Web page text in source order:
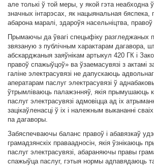
але толькі ў той меры, у якой гэта неабходна
значных інтарэсах, як нацыянальная бяспека,
абарона маралі, здароўя насельніцтва,
Прымаючы да ўвагі спецыфіку разгледжаных
звязаную з публічным характарам дагавора,
абскарджаныя заяўнікам артыкул 420 ГК і
правоў спажыўцоў» ва ўзаемасувязі з актамі
галіне электрасувязі не дапускаюць
аператарам паслуг электрасувязі ў
ўтрымліваюць палажэнняў, якія прымушаюць
паслуг электрасувязі адмовіцца ад іх
зацікаўленасці ў іх і належным выкананні
па дагаворы.
Забяспечваючы баланс правоў і абавязкаў
грамадзянскіх праваадносін, якія ўзнікаюць
паслуг электрасувязі, абараняючы правы
спажыўца паслуг, гэтыя нормы адпавядаюць